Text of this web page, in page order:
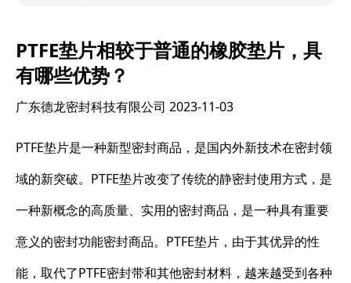
PTFE垫片相较于普通的橡胶垫片，具
有哪些优势？
广东德龙密封科技有限公司 2023-11-03
PTFE垫片是一种新型密封商品，是国内外新技术在密封领
域的新突破。PTFE垫片改变了传统的静密封使用方式，是
一种新概念的高质量、实用的密封商品，是一种具有重要
意义的密封功能密封商品。PTFE垫片，由于其优异的性
能，取代了PTFE密封带和其他密封材料，越来越受到各种